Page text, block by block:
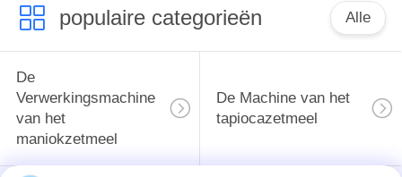
populaire categorieën Alle
De
Verwerkingsmachine
van het
maniokzetmeel
De Machine van het
tapiocazetmeel